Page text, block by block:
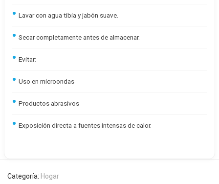
Lavar con agua tibia y jabón suave.
Secar completamente antes de almacenar.
Evitar:
Uso en microondas
Productos abrasivos
Exposición directa a fuentes intensas de calor.
Categoría: Hogar